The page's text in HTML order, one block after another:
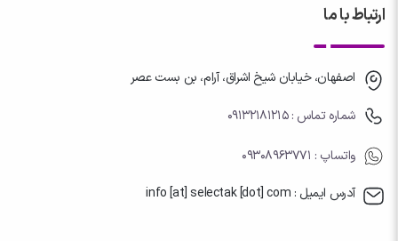
ارتباط با ما
اصفهان، خیابان شیخ اشراق، آرام، بن بست عصر
شماره تماس : 09132181215
واتساپ : 09308963771
آدرس ایمیل : info [at] selectak [dot] com